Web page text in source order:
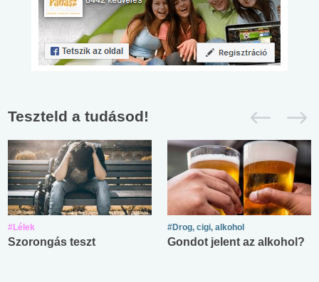
Teszteld a tudásod!
#Lélek
Szorongás teszt
#Drog, cigi, alkohol
Gondot jelent az alkohol?